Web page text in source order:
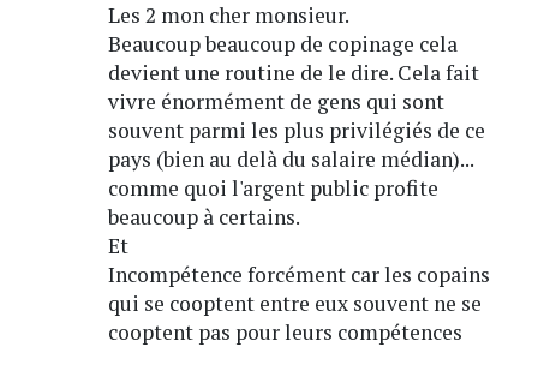
Les 2 mon cher monsieur.
Beaucoup beaucoup de copinage cela
devient une routine de le dire. Cela fait
vivre énormément de gens qui sont
souvent parmi les plus privilégiés de ce
pays (bien au delà du salaire médian)...
comme quoi l'argent public profite
beaucoup à certains.
Et
Incompétence forcément car les copains
qui se cooptent entre eux souvent ne se
cooptent pas pour leurs compétences